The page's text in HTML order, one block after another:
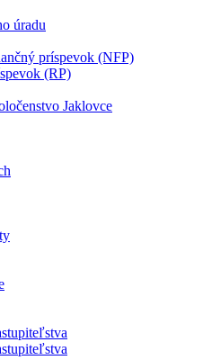
úradu
príspevok (NFP)
(RP)
Jaklovce